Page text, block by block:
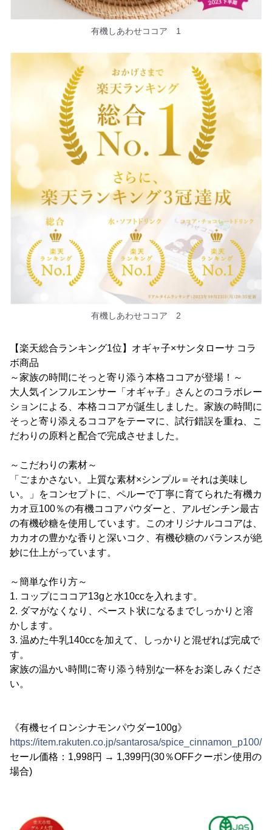
有機しあわせココア 1
有機しあわせココア 2
【楽天総合ランキング1位】オギャ子×サンタローサ コラ
ボ商品
～家族の時間にそっと寄り添う本格ココアが登場！～
大人気インフルエンサー「オギャ子」さんとのコラボレー
ションによる、本格ココアが誕生しました。家族の時間に
そっと寄り添えるココアをテーマに、試行錯誤を重ね、こ
だわりの原料と配合で完成させました。
～こだわりの素材～
「ごまかさない。上質な素材×シンプル＝それは美味し
い。」をコンセプトに、ペルーで丁寧に育てられた有機カ
カオ豆100％の有機ココアパウダーと、アルゼンチン最古
の有機砂糖を使用しています。このオリジナルココアは、
カカオの豊かな香りと深いコク、有機砂糖のバランスが絶
妙に仕上がっています。
～簡単な作り方～
1. コップにココア13gと水10ccを入れます。
2. ダマがなくなり、ペースト状になるまでしっかりと溶
かします。
3. 温めた牛乳140ccを加えて、しっかりと混ぜれば完成で
す。
家族の温かい時間に寄り添う特別な一杯をお楽しみくださ
い。
《有機セイロンシナモンパウダー100g》
https://item.rakuten.co.jp/santarosa/spice_cinnamon_p100/
セール価格：1,998円 → 1,399円(30％OFFクーポン使用の
場合)